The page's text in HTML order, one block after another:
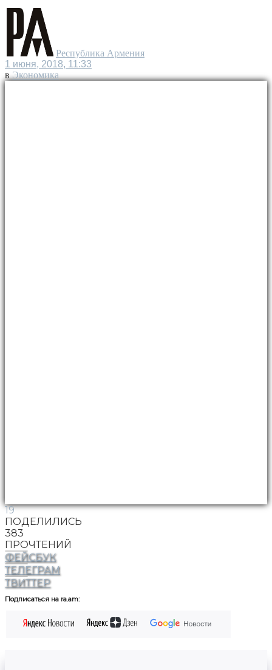
Республика Армения
1 июня, 2018, 11:33
в Экономика
19
ПОДЕЛИЛИСЬ
383
ПРОЧТЕНИЙ
ФЕЙСБУК
ТЕЛЕГРАМ
ТВИТТЕР
Подписаться на ra.am: